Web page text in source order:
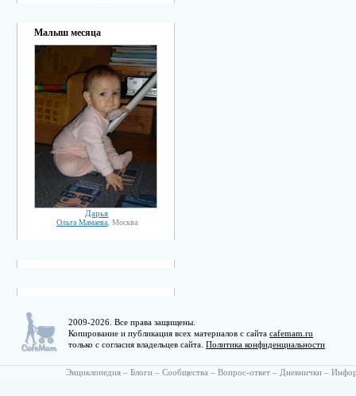
Малыш месяца
Дарья
Ольга Мамаева, Москва
2009-2026. Все права защищены.
Копирование и публикация всех материалов с сайта cafemam.ru
только с согласия владельцев сайта. Политика конфиденциальности
Энциклопедия – Блоги – Сообщества – Вопрос-ответ – Дневнички –